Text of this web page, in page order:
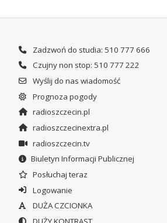
Zadzwoń do studia: 510 777 666
Czujny non stop: 510 777 222
Wyślij do nas wiadomość
Prognoza pogody
radioszczecin.pl
radioszczecinextra.pl
radioszczecin.tv
Biuletyn Informacji Publicznej
Posłuchaj teraz
Logowanie
DUŻA CZCIONKA